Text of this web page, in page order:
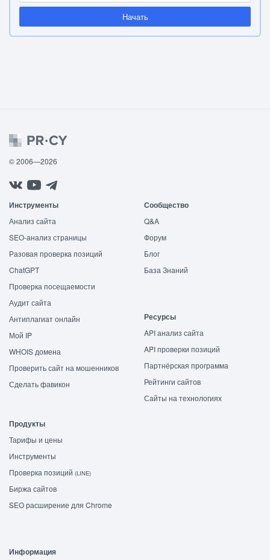
Начать
© 2006—2026
Инструменты
Анализ сайта
SEO-анализ страницы
Разовая проверка позиций
ChatGPT
Проверка посещаемости
Аудит сайта
Антиплагиат онлайн
Мой IP
WHOIS домена
Проверить сайт на мошенников
Сделать фавикон
Сообщество
Q&A
Форум
Блог
База Знаний
Ресурсы
API анализ сайта
API проверки позиций
Партнёрская программа
Рейтинги сайтов
Сайты на технологиях
Продукты
Тарифы и цены
Инструменты
Проверка позиций (LINE)
Биржа сайтов
SEO расширение для Chrome
Информация